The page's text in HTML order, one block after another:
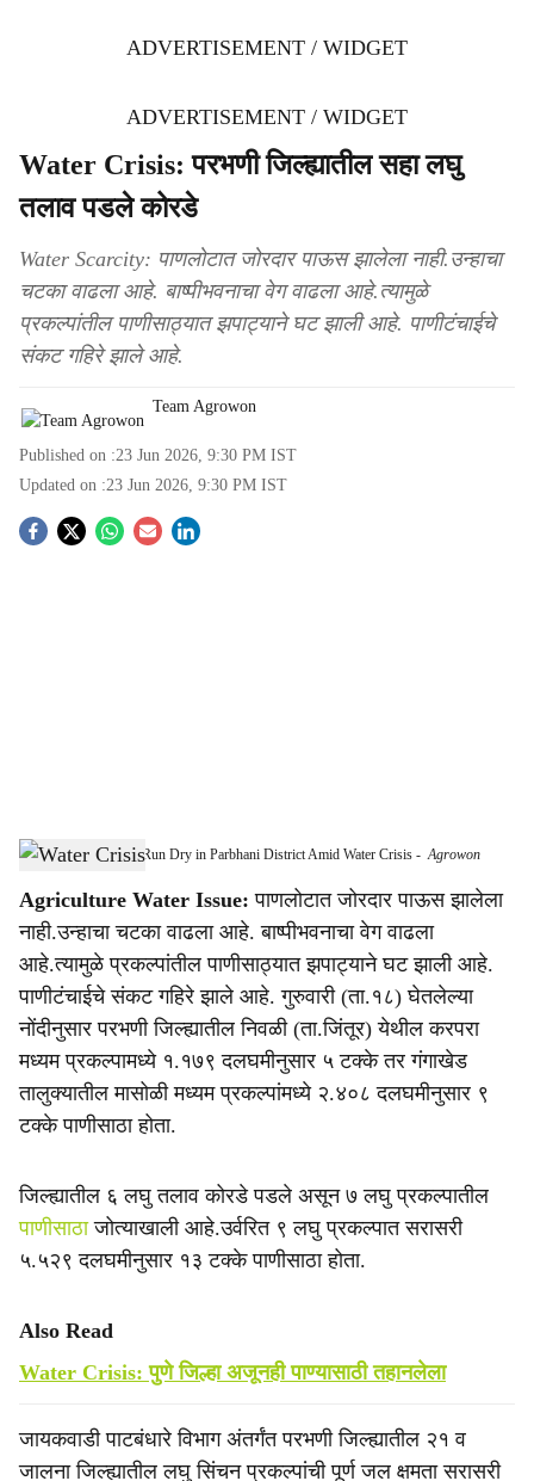
ADVERTISEMENT / WIDGET
ADVERTISEMENT / WIDGET
Water Crisis: परभणी जिल्ह्यातील सहा लघु
तलाव पडले कोरडे
Water Scarcity: पाणलोटात जोरदार पाऊस झालेला नाही.उन्हाचा
चटका वाढला आहे. बाष्पीभवनाचा वेग वाढला आहे.त्यामुळे
प्रकल्पांतील पाणीसाठ्यात झपाट्याने घट झाली आहे. पाणीटंचाईचे
संकट गहिरे झाले आहे.
Team Agrowon
Published on :23 Jun 2026, 9:30 PM IST
Updated on :23 Jun 2026, 9:30 PM IST
S
a
r
e
Six Small Reservoirs Run Dry in Parbhani District Amid Water Crisis -Agrowon
Agriculture Water Issue: पाणलोटात जोरदार पाऊस झालेला
नाही.उन्हाचा चटका वाढला आहे. बाष्पीभवनाचा वेग वाढला
आहे.त्यामुळे प्रकल्पांतील पाणीसाठ्यात झपाट्याने घट झाली आहे.
पाणीटंचाईचे संकट गहिरे झाले आहे. गुरुवारी (ता.१८) घेतलेल्या
नोंदीनुसार परभणी जिल्ह्यातील निवळी (ता.जिंतूर) येथील करपरा
मध्यम प्रकल्पामध्ये १.१७९ दलघमीनुसार ५ टक्के तर गंगाखेड
तालुक्यातील मासोळी मध्यम प्रकल्पांमध्ये २.४०८ दलघमीनुसार ९
टक्के पाणीसाठा होता.
जिल्ह्यातील ६ लघु तलाव कोरडे पडले असून ७ लघु प्रकल्पातील
पाणीसाठाजोत्याखाली आहे.उर्वरित ९ लघु प्रकल्पात सरासरी
५.५२९ दलघमीनुसार १३ टक्के पाणीसाठा होता.
Also Read
Water Crisis: पुणे जिल्हा अजूनही पाण्यासाठी तहानलेला
जायकवाडी पाटबंधारे विभाग अंतर्गंत परभणी जिल्ह्यातील २१ व
जालना जिल्ह्यातील लघु सिंचन प्रकल्पांची पूर्ण जल क्षमता सरासरी